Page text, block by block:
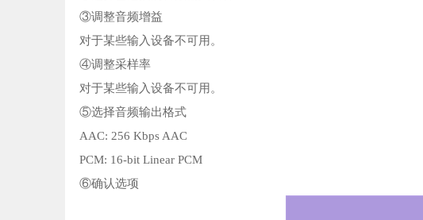
③调整音频增益
对于某些输入设备不可用。
④调整采样率
对于某些输入设备不可用。
⑤选择音频输出格式
AAC: 256 Kbps AAC
PCM: 16-bit Linear PCM
⑥确认选项